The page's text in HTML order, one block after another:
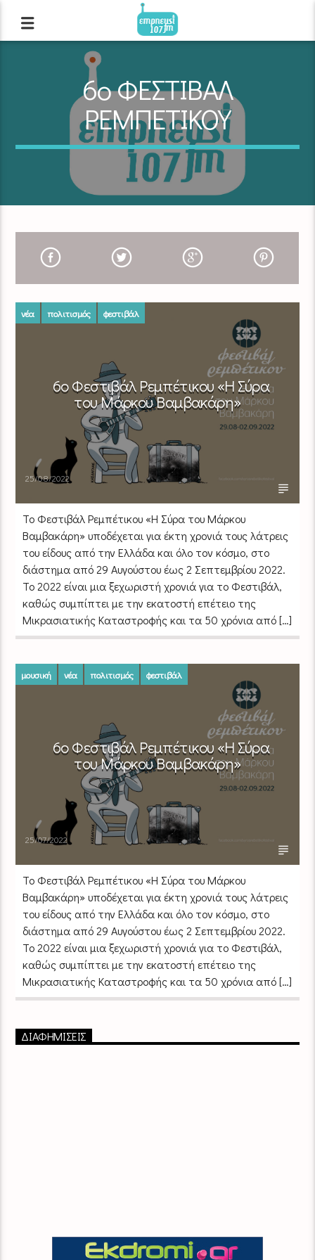
6ο ΦΕΣΤΙΒΑΛ
ΡΕΜΠΕΤΙΚΟΥ
νέα πολιτισμός φεστιβάλ
6ο Φεστιβάλ Ρεμπέτικου «Η Σύρα
του Μάρκου Βαμβακάρη»
25/08/2022
Το Φεστιβάλ Ρεμπέτικου «Η Σύρα του Μάρκου
Βαμβακάρη» υποδέχεται για έκτη χρονιά τους λάτρεις
του είδους από την Ελλάδα και όλο τον κόσμο, στο
διάστημα από 29 Αυγούστου έως 2 Σεπτεμβρίου 2022.
Το 2022 είναι μια ξεχωριστή χρονιά για το Φεστιβάλ,
καθώς συμπίπτει με την εκατοστή επέτειο της
Μικρασιατικής Καταστροφής και τα 50 χρόνια από […]
μουσική νέα πολιτισμός φεστιβάλ
6ο Φεστιβάλ Ρεμπέτικου «Η Σύρα
του Μάρκου Βαμβακάρη»
25/07/2022
Το Φεστιβάλ Ρεμπέτικου «Η Σύρα του Μάρκου
Βαμβακάρη» υποδέχεται για έκτη χρονιά τους λάτρεις
του είδους από την Ελλάδα και όλο τον κόσμο, στο
διάστημα από 29 Αυγούστου έως 2 Σεπτεμβρίου 2022.
Το 2022 είναι μια ξεχωριστή χρονιά για το Φεστιβάλ,
καθώς συμπίπτει με την εκατοστή επέτειο της
Μικρασιατικής Καταστροφής και τα 50 χρόνια από […]
ΔΙΑΦΗΜΙΣΕΙΣ